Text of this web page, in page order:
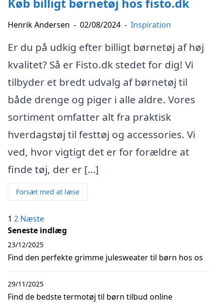
Køb billigt børnetøj hos fisto.dk
Henrik Andersen - 02/08/2024 - Inspiration
Er du på udkig efter billigt børnetøj af høj
kvalitet? Så er Fisto.dk stedet for dig! Vi
tilbyder et bredt udvalg af børnetøj til
både drenge og piger i alle aldre. Vores
sortiment omfatter alt fra praktisk
hverdagstøj til festtøj og accessories. Vi
ved, hvor vigtigt det er for forældre at
finde tøj, der er […]
Forsæt med at læse
Indlægsinddeling
1 2 Næste
Seneste indlæg
Find den perfekte grimme julesweater til børn hos os
23/12/2025
Find de bedste termotøj til børn tilbud online
29/11/2025